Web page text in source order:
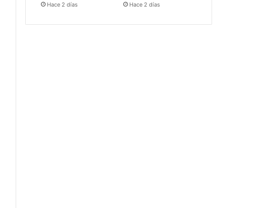
Hace 2 días Hace 2 días